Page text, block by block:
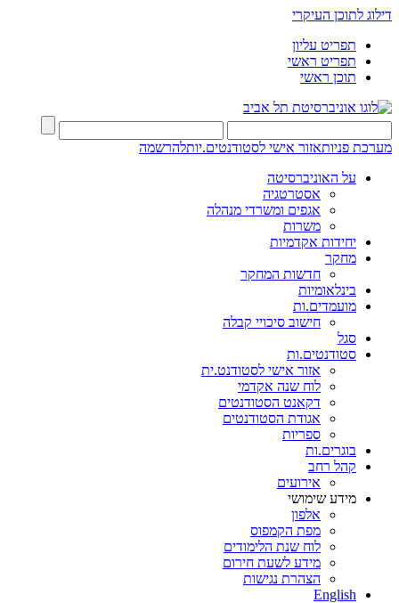
דילוג לתוכן העיקרי
תפריט עליון
תפריט ראשי
תוכן ראשי
מערכת פניותאזור אישי לסטודנטים.יותלהרשמה
על האוניברסיטה
אסטרטגיה
אגפים ומשרדי מנהלה
משרות
יחידות אקדמיות
מחקר
חדשות המחקר
בינלאומיות
מועמדים.ות
חישוב סיכויי קבלה
סגל
סטודנטים.ות
אזור אישי לסטודנט.ית
לוח שנה אקדמי
דקאנט הסטודנטים
אגודת הסטודנטים
ספריות
בוגרים.ות
קהל רחב
אירועים
מידע שימושי
אלפון
מפת הקמפוס
לוח שנת הלימודים
מידע לשעת חירום
הצהרת נגישות
English